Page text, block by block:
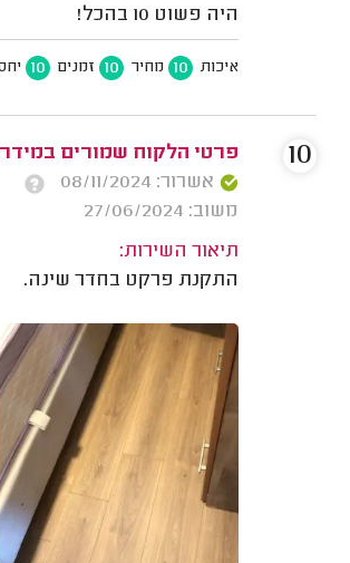
היה פשוט 10 בהכל!
איכות 10 מחיר 10 זמנים 10
פרטי הלקוח שמורים
אשרור: 08/11/2024
משוב: 27/06/2024
תיאור השירות:
התקנת פרקט בחדר שינה.
10